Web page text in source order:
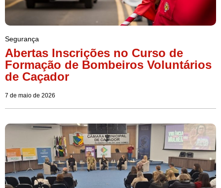
Segurança
Abertas Inscrições no Curso de
Formação de Bombeiros Voluntários
de Caçador
7 de maio de 2026